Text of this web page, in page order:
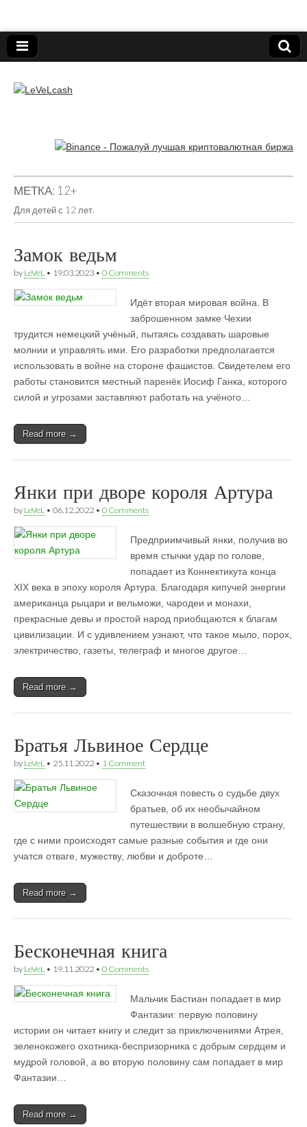
LeVeLcash
МЕТКА: 12+
Для детей с 12 лет.
Замок ведьм
by LeVeL • 19.03.2023 • 0 Comments
Идёт вторая мировая война. В
заброшенном замке Чехии
трудится немецкий учёный, пытаясь создавать шаровые
молнии и управлять ими. Его разработки предполагается
использовать в войне на стороне фашистов. Свидетелем его
работы становится местный паренёк Иосиф Ганка, которого
силой и угрозами заставляют работать на учёного…
Read more →
Янки при дворе короля Артура
by LeVeL • 06.12.2022 • 0 Comments
Предприимчивый янки, получив во
время стычки удар по голове,
попадает из Коннектикута конца
XIX века в эпоху короля Артура. Благодаря кипучей энергии
американца рыцари и вельможи, чародеи и монахи,
прекрасные девы и простой народ приобщаются к благам
цивилизации. И с удивлением узнают, что такое мыло, порох,
электричество, газеты, телеграф и многое другое…
Read more →
Братья Львиное Сердце
by LeVeL • 25.11.2022 • 1 Comment
Сказочная повесть о судьбе двух
братьев, об их необычайном
путешествии в волшебную страну,
где с ними происходят самые разные события и где они
учатся отваге, мужеству, любви и доброте…
Read more →
Бесконечная книга
by LeVeL • 19.11.2022 • 0 Comments
Мальчик Бастиан попадает в мир
Фантазии: первую половину
истории он читает книгу и следит за приключениями Атрея,
зеленокожего охотника-беспризорника с добрым сердцем и
мудрой головой, а во вторую половину сам попадает в мир
Фантазии…
Read more →